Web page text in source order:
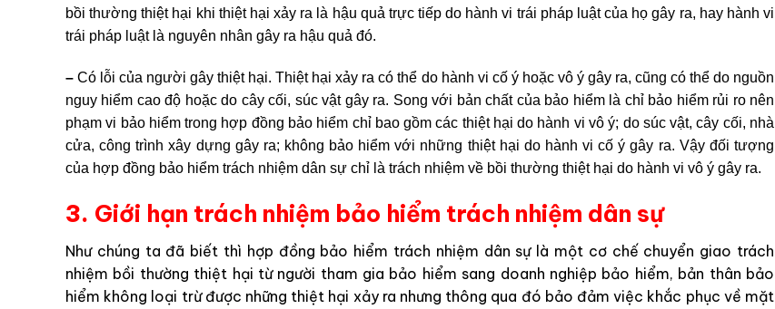
bồi thường thiệt hại khi thiệt hại xảy ra là hậu quả trực tiếp do hành vi trái pháp luật của họ gây ra, hay hành vi
trái pháp luật là nguyên nhân gây ra hậu quả đó.
–Có lỗi của người gây thiệt hại. Thiệt hại xảy ra có thể do hành vi cố ý hoặc vô ý gây ra, cũng có thể do nguồn
nguy hiểm cao độ hoặc do cây cối, súc vật gây ra. Song với bản chất của bảo hiểm là chỉ bảo hiểm rủi ro nên
phạm vi bảo hiểm trong hợp đồng bảo hiểm chỉ bao gồm các thiệt hại do hành vi vô ý; do súc vật, cây cối, nhà
cửa, công trình xây dựng gây ra; không bảo hiểm với những thiệt hại do hành vi cố ý gây ra. Vậy đối tượng
của hợp đồng bảo hiểm trách nhiệm dân sự chỉ là trách nhiệm về bồi thường thiệt hại do hành vi vô ý gây ra.
3. Giới hạn trách nhiệm bảo hiểm trách nhiệm dân sự
Như chúng ta đã biết thì hợp đồng bảo hiểm trách nhiệm dân sự là một cơ chế chuyển giao trách
nhiệm bồi thường thiệt hại từ người tham gia bảo hiểm sang doanh nghiệp bảo hiểm, bản thân bảo
hiểm không loại trừ được những thiệt hại xảy ra nhưng thông qua đó bảo đảm việc khắc phục về mặt